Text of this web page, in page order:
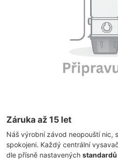
Záruka až 15 let
Náš výrobní závod neopouští nic,
spokojeni. Každý centrální
dle přísně nastavených